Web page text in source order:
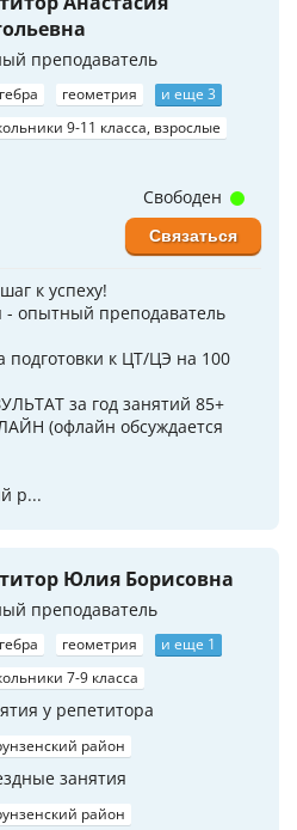
преподаватель
геометрия
и еще 3
9-11 класса, взрослые
к успеху!
- опытный преподаватель
подготовки к ЦТ/ЦЭ на 100
за год занятий 85+
(офлайн обсуждается
р...
Свободен
Связаться
Юлия Борисовна
преподаватель
геометрия
и еще 1
7-9 класса
у репетитора
район
занятия
район